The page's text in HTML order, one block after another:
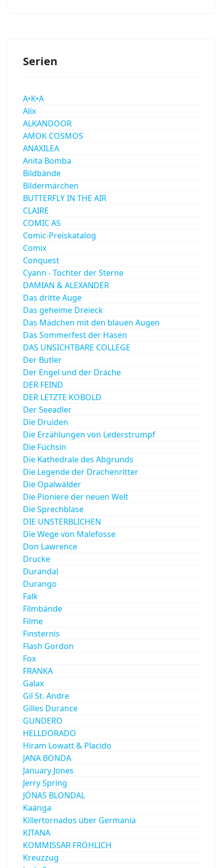
Serien
A•K•A
Alix
ALKANDOOR
AMOK COSMOS
ANAXILEA
Anita Bomba
Bildbände
Bildermärchen
BUTTERFLY IN THE AIR
CLAIRE
COMIC AS
Comic-Preiskatalog
Comix
Conquest
Cyann - Tochter der Sterne
DAMIAN & ALEXANDER
Das dritte Auge
Das geheime Dreieck
Das Mädchen mit den blauen Augen
Das Sommerfest der Hasen
DAS UNSICHTBARE COLLEGE
Der Butler
Der Engel und der Drache
DER FEIND
DER LETZTE KOBOLD
Der Seeadler
Die Druiden
Die Erzählungen von Lederstrumpf
Die Füchsin
Die Kathedrale des Abgrunds
Die Legende der Drachenritter
Die Opalwälder
Die Pioniere der neuen Welt
Die Sprechblase
DIE UNSTERBLICHEN
Die Wege von Malefosse
Don Lawrence
Drucke
Durandal
Durango
Falk
Filmbände
Filme
Finsternis
Flash Gordon
Fox
FRANKA
Galax
Gil St. Andre
Gilles Durance
GUNDERO
HELLDORADO
Hiram Lowatt & Placido
JANA BONDA
January Jones
Jerry Spring
JÓNAS BLONDAL
Kaänga
Killertornados über Germania
KITANA
KOMMISSAR FRÖHLICH
Kreuzzug